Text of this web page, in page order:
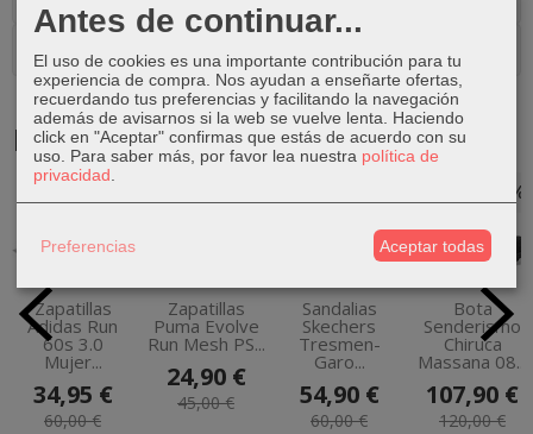
Comentarios
Productos Relacionados
Zapatillas
Adidas Run
60s 3.0
Mujer...
34,95 €
60,00 €
Zapatillas
Puma Evolve
Run Mesh PS...
24,90 €
45,00 €
Sandalias
Skechers
Tresmen-
Garo...
54,90 €
60,00 €
-10 %
Bota
Senderismo
Chiruca
Massana 08...
107,90 €
120,00 €
Antes de continuar...
El uso de cookies es una importante contribución para tu
experiencia de compra. Nos ayudan a enseñarte ofertas,
recuerdando tus preferencias y facilitando la navegación
además de avisarnos si la web se vuelve lenta. Haciendo
click en "Aceptar" confirmas que estás de acuerdo con su
uso. Para saber más, por favor lea nuestra política de
privacidad
Preferencias Aceptar todas